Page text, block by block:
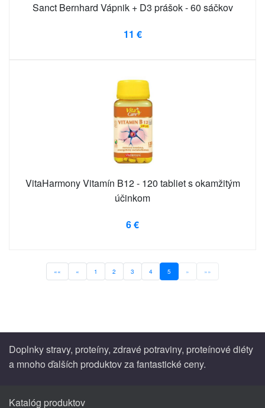
Sanct Bernhard Vápnik + D3 prášok - 60 sáčkov
11 €
VitaHarmony Vitamín B12 - 120 tabliet s okamžitým
účinkom
6 €
«« « 1 2 3 4 5 » »»
Doplnky stravy, proteíny, zdravé potraviny, proteínové diéty
a mnoho ďalších produktov za fantastické ceny.
Katalóg produktov